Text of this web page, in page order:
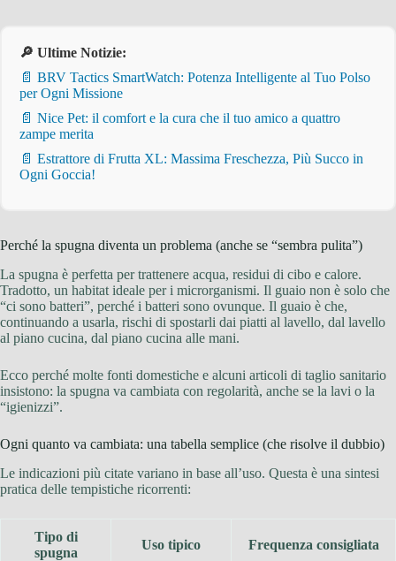
🔎 Ultime Notizie:
📄 BRV Tactics SmartWatch: Potenza Intelligente al Tuo Polso
per Ogni Missione
📄 Nice Pet: il comfort e la cura che il tuo amico a quattro
zampe merita
📄 Estrattore di Frutta XL: Massima Freschezza, Più Succo in
Ogni Goccia!
Perché la spugna diventa un problema (anche se “sembra pulita”)
La spugna è perfetta per trattenere acqua, residui di cibo e calore.
Tradotto, un habitat ideale per i microrganismi. Il guaio non è solo che
“ci sono batteri”, perché i batteri sono ovunque. Il guaio è che,
continuando a usarla, rischi di spostarli dai piatti al lavello, dal lavello
al piano cucina, dal piano cucina alle mani.
Ecco perché molte fonti domestiche e alcuni articoli di taglio sanitario
insistono: la spugna va cambiata con regolarità, anche se la lavi o la
“igienizzi”.
Ogni quanto va cambiata: una tabella semplice (che risolve il dubbio)
Le indicazioni più citate variano in base all’uso. Questa è una sintesi
pratica delle tempistiche ricorrenti:
Tipo di
spugna
Uso tipico Frequenza consigliata